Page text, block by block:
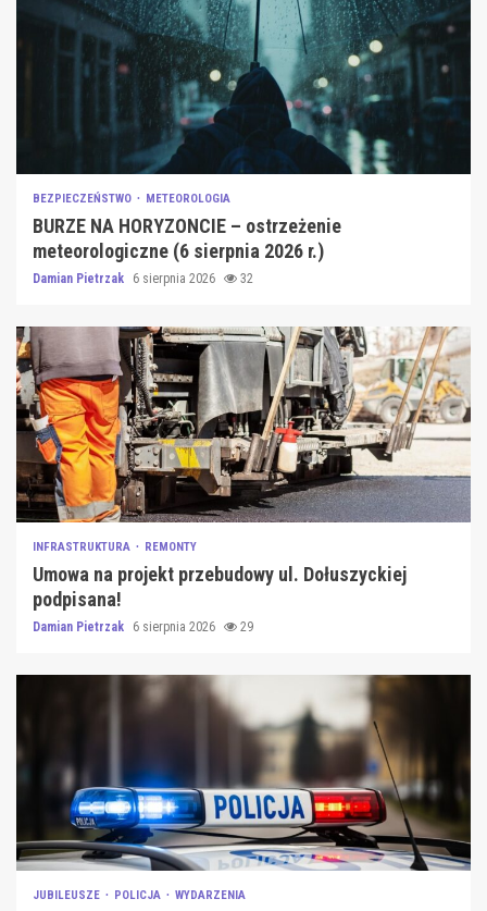
BEZPIECZEŃSTWO METEOROLOGIA
BURZE NA HORYZONCIE – ostrzeżenie
meteorologiczne (6 sierpnia 2026 r.)
Damian Pietrzak 6 sierpnia 2026 32
INFRASTRUKTURA REMONTY
Umowa na projekt przebudowy ul. Dołuszyckiej
podpisana!
Damian Pietrzak 6 sierpnia 2026 29
JUBILEUSZE POLICJA WYDARZENIA